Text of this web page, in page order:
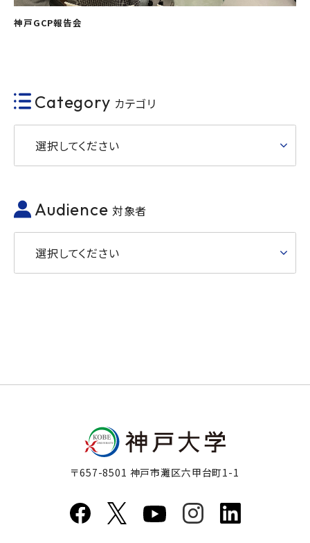
神戸GCP報告会
Category カテゴリ
選択してください
Audience 対象者
選択してください
〒657-8501 神戸市灘区六甲台町1-1